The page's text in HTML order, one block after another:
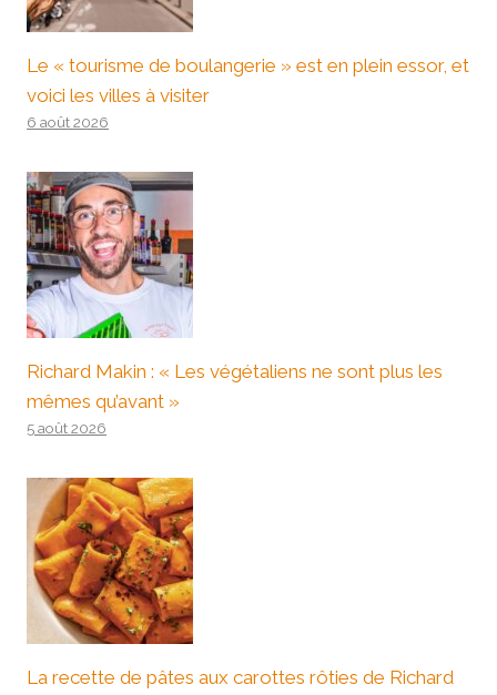
Le « tourisme de boulangerie » est en plein essor, et
voici les villes à visiter
6 août 2026
Richard Makin : « Les végétaliens ne sont plus les
mêmes qu’avant »
5 août 2026
La recette de pâtes aux carottes rôties de Richard